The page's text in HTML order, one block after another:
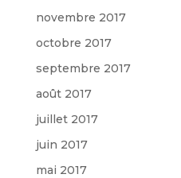
novembre 2017
octobre 2017
septembre 2017
août 2017
juillet 2017
juin 2017
mai 2017